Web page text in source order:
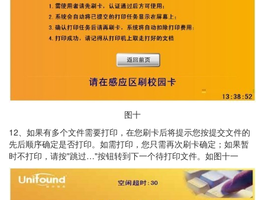
图十
12、如果有多个文件需要打印，在您刷卡后将提示您按提交文件的
先后顺序确定是否打印。如需打印，您只需再次刷卡确定；如果暂
时不打印，请按"跳过…"按钮转到下一个待打印文件。如图十一